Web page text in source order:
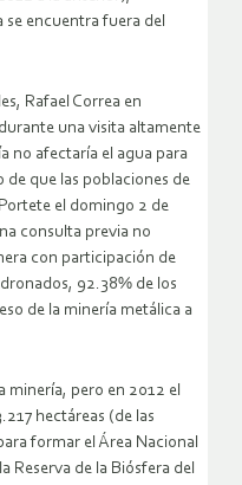
encuentra fuera del
Rafael Correa en
una visita altamente
no afectaría el agua para
de que las poblaciones de
el domingo 2 de
consulta previa no
con participación de
92.38% de los
de la minería metálica a
minería, pero en 2012 el
hectáreas (de las
formar el Área Nacional
Reserva de la Biósfera del